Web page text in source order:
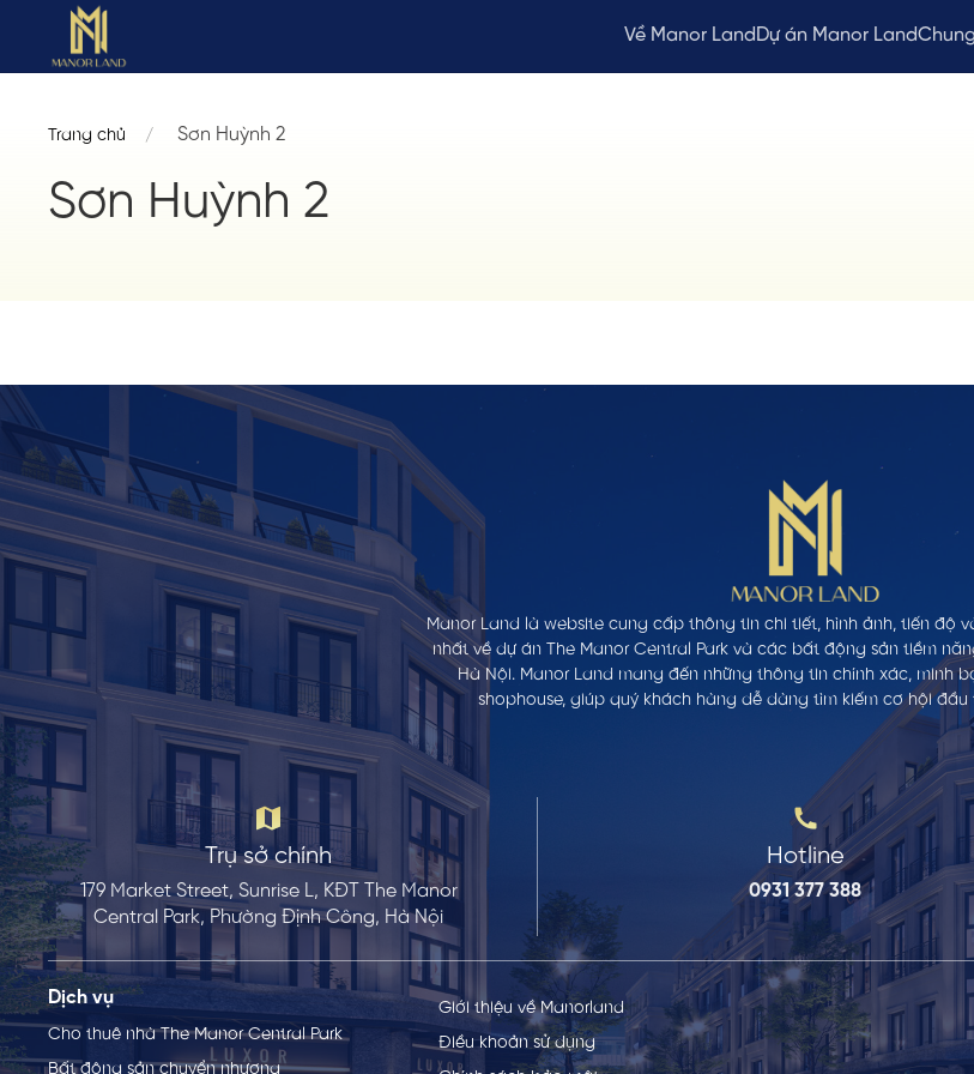
Về Manor LandDự án Manor Land
Trang chủ Sơn Huỳnh 2
Sơn Huỳnh 2
Manor Land là website cung cấp thông tin chi tiết, hình ảnh, tiến độ
nhất về dự án The Manor Central Park và các bất động sản tiềm
Hà Nội. Manor Land mang đến những thông tin chính xác, minh
shophouse, giúp quý khách hàng dễ dàng tìm kiếm cơ hội
Trụ sở chính
179 Market Street, Sunrise L, KĐT The Manor
Central Park, Phường Định Công, Hà Nội
Hotline
0931 377 388
Dịch vụ
Cho thuê nhà The Manor Central Park
Bất động sản chuyển nhượng
Giới thiệu về Manorland
Điều khoản sử dụng